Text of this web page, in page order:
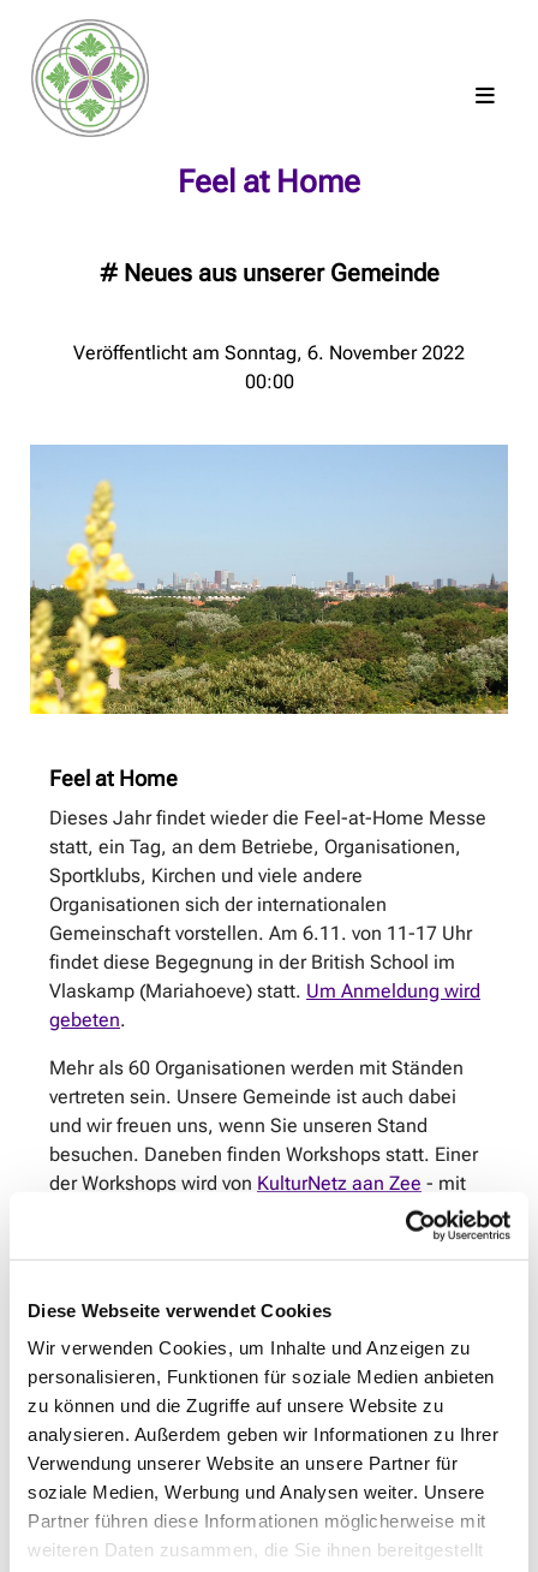
Diese Webseite verwendet Cookies
Wir verwenden Cookies, um Inhalte und Anzeigen zu
personalisieren, Funktionen für soziale Medien anbieten
zu können und die Zugriffe auf unsere Website zu
analysieren. Außerdem geben wir Informationen zu Ihrer
Verwendung unserer Website an unsere Partner für
soziale Medien, Werbung und Analysen weiter. Unsere
Partner führen diese Informationen möglicherweise mit
weiteren Daten zusammen, die Sie ihnen bereitgestellt
Feel at Home
# Neues aus unserer Gemeinde
Veröffentlicht am Sonntag, 6. November 2022
00:00
Feel at Home
Dieses Jahr findet wieder die Feel-at-Home Messe
statt, ein Tag, an dem Betriebe, Organisationen,
Sportklubs, Kirchen und viele andere
Organisationen sich der internationalen
Gemeinschaft vorstellen. Am 6.11. von 11-17 Uhr
findet diese Begegnung in der British School im
Vlaskamp (Mariahoeve) statt. Um Anmeldung wird
gebeten.
Mehr als 60 Organisationen werden mit Ständen
vertreten sein. Unsere Gemeinde ist auch dabei
und wir freuen uns, wenn Sie unseren Stand
besuchen. Daneben finden Workshops statt. Einer
der Workshops wird von KulturNetz aan Zee - mit
verbinden - in
Runter vom Sofa
In dem Workshop wird das Kulturnetzwerk
vorgestellt. Es wird Ihnen erläutert, wie die
Transformation von einem herkömmlichen
Programmanbieter zu einer Mitmachinitiative
möglich ist. KulturNetz aan Zee zeigt Ihnen, wie
leicht es ist, selbst aktiv zu werden.
Der Workshop wird in Deutsch abgehalten und
richtet sich an alle deutschsprachigen